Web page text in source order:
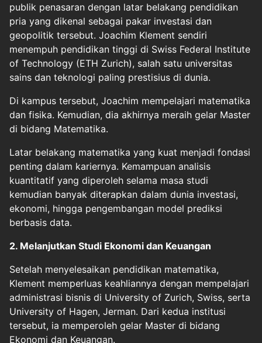
publik penasaran dengan latar belakang pendidikan
pria yang dikenal sebagai pakar investasi dan
geopolitik tersebut. Joachim Klement sendiri
menempuh pendidikan tinggi di Swiss Federal Institute
of Technology (ETH Zurich), salah satu universitas
sains dan teknologi paling prestisius di dunia.
Di kampus tersebut, Joachim mempelajari matematika
dan fisika. Kemudian, dia akhirnya meraih gelar Master
di bidang Matematika.
Latar belakang matematika yang kuat menjadi fondasi
penting dalam kariernya. Kemampuan analisis
kuantitatif yang diperoleh selama masa studi
kemudian banyak diterapkan dalam dunia investasi,
ekonomi, hingga pengembangan model prediksi
berbasis data.
2. Melanjutkan Studi Ekonomi dan Keuangan
Setelah menyelesaikan pendidikan matematika,
Klement memperluas keahliannya dengan mempelajari
administrasi bisnis di University of Zurich, Swiss, serta
University of Hagen, Jerman. Dari kedua institusi
tersebut, ia memperoleh gelar Master di bidang
Ekonomi dan Keuangan.